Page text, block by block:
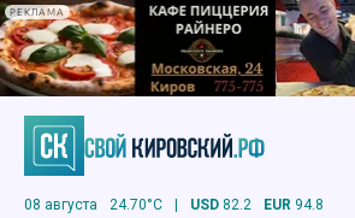
РЕКЛАМА
08 августа 24.70°C | USD 82.2 EUR 94.8